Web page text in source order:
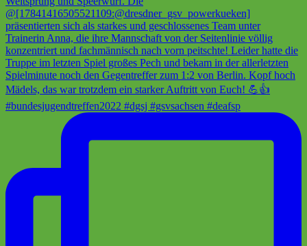
#bundesjugendtreffen2022 #dgsj #gsvsachsen #deafsp